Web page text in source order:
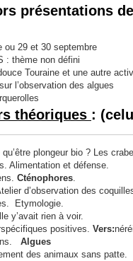
présentations
ou 29 et 30 septembre
: thème non défini
Touraine et une autre
l’observation des algues
théoriques :
qu’être plongeur bio ? Les
Alimentation et défense.
Cténophores.
d’observation des
Etymologie.
y’avait rien à voir.
positives. Vers:
Algues
des animaux sans patte.